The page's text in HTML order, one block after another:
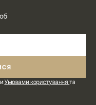
Умовами користуваннята